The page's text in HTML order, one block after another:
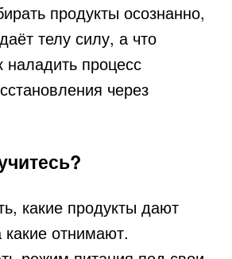
продукты осознанно,
телу силу, а что
наладить процесс
через
какие продукты дают
отнимают.